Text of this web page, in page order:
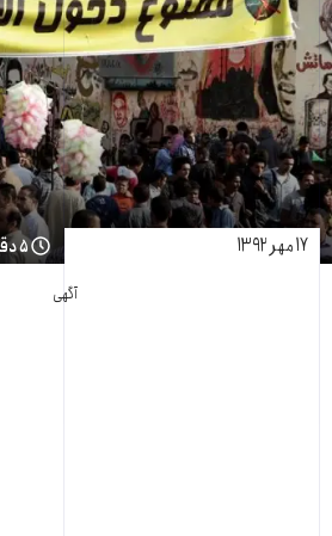
۱۷ مهر ۱۳۹۲ ۵ دقیقه
آگهی